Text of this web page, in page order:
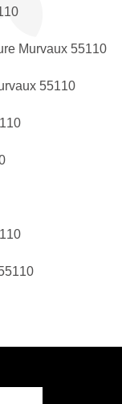
Murvaux 55110
55110